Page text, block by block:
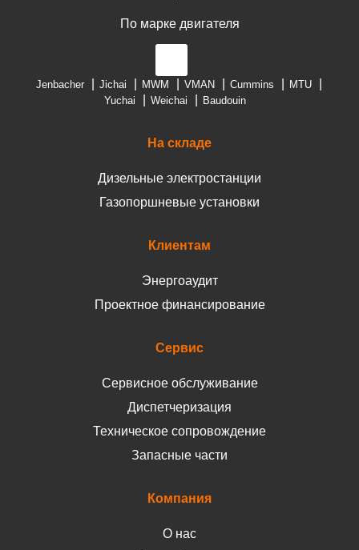
По марке двигателя
Jenbacher Jichai MWM VMAN Cummins
MTU
Yuchai
Weichai Baudouin
На складе
Дизельные электростанции
Газопоршневые установки
Клиентам
Энергоаудит
Проектное финансирование
Сервис
Сервисное обслуживание
Диспетчеризация
Техническое сопровождение
Запасные части
Компания
О нас